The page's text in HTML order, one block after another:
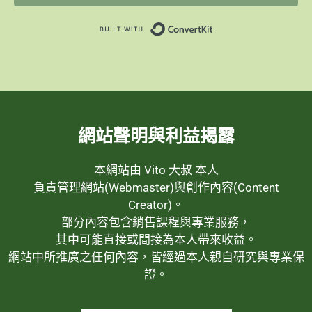
網站聲明與利益揭露
本網站由 Vito 大叔 本人
負責管理網站(Webmaster)與創作內容(Content
Creator)。
部分內容包含銷售課程與專業服務，
其中可能直接或間接為本人帶來收益。
網站中所推廣之任何內容，皆經過本人親自研究與專業保
證。